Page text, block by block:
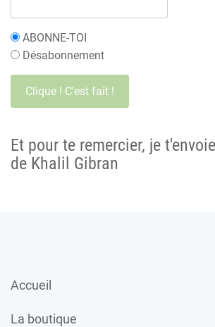
ABONNE-TOI
Désabonnement
Et pour te remercier, je
de Khalil Gibran
Accueil
La boutique